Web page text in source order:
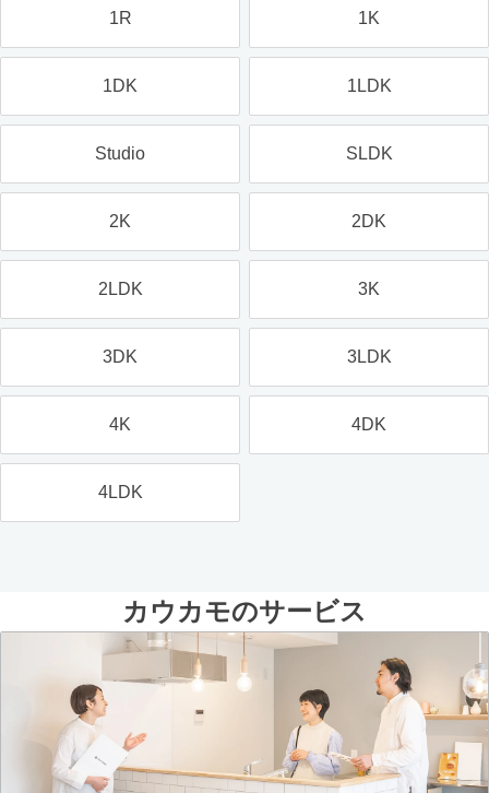
1R 1K
1DK 1LDK
Studio SLDK
2K 2DK
2LDK 3K
3DK 3LDK
4K 4DK
4LDK
カウカモのサービス